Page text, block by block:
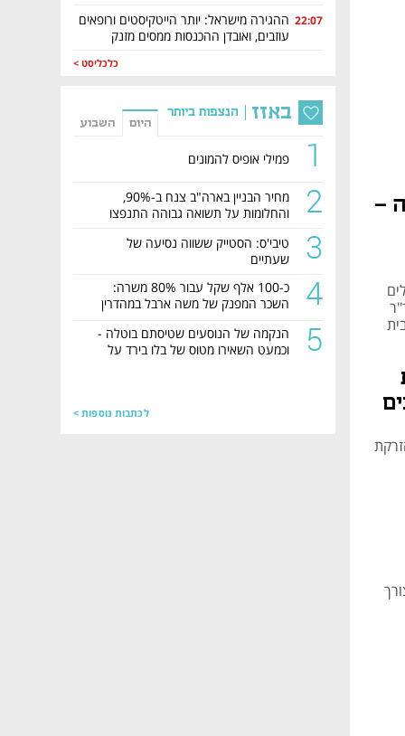
22:07 ההגירה מישראל: יותר הייטקיסטים ורופאים
עוזבים, ואובדן ההכנסות ממסים מזנק
כלכליסט >
באזז הנצפות ביותר
היום השבוע
1 פמילי אופיס להמונים
2
מחיר הבניין בארה"ב צנח ב-90%,
והחלומות על תשואה גבוהה התנפצו
3
טיבי'ס: הסטייק ששווה נסיעה של
שעתיים
4
כ-100 אלף שקל עבור 80% משרה:
השכר המפנק של משה ארבל במהדרין
5
הנקמה של הנוסעים שטיסתם בוטלה -
וכמעט השאירו מטוס של בלו בירד על
לכתבות נוספות >
–